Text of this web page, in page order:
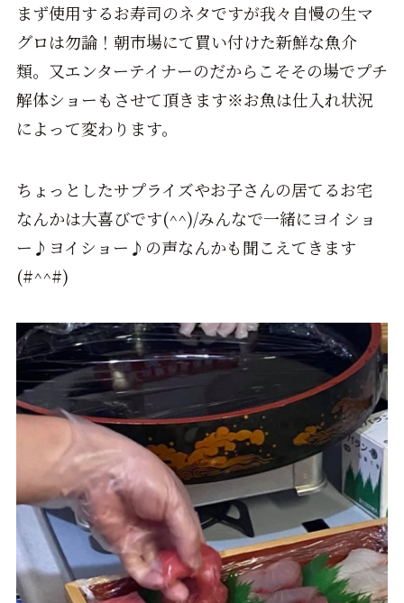
まず使用するお寿司のネタですが我々自慢の生マ
グロは勿論！朝市場にて買い付けた新鮮な魚介
類。又エンターテイナーのだからこそその場でプチ
解体ショーもさせて頂きます※お魚は仕入れ状況
によって変わります。
ちょっとしたサプライズやお子さんの居てるお宅
なんかは大喜びです(^^)/みんなで一緒にヨイショ
ー♪ヨイショー♪の声なんかも聞こえてきます
(#^^#)